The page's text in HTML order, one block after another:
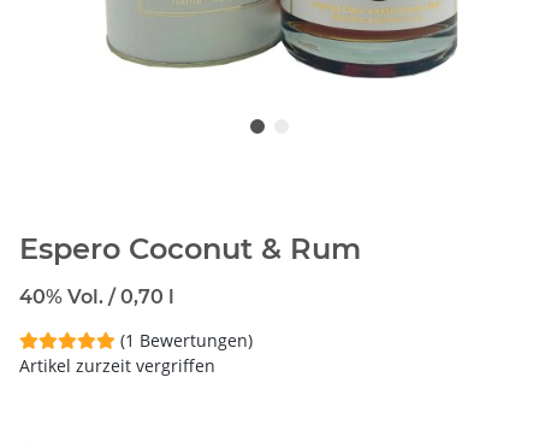
Espero Coconut & Rum
40% Vol. / 0,70 l
(1 Bewertungen)
Artikel zurzeit vergriffen